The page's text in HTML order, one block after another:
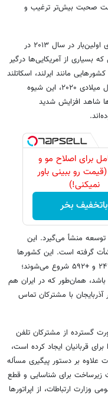
جهت صحبت بیش‌تر ترغیب و
کلاهبرداری Wangiri ریشه‌ای چند ساله دارد و برای اولین‌بار در سال ۲۰۱۳ در
بسیاری از آمریکایی‌ها درگیر
مانند ایرلند، اسکاتلند
و آلمان نیز گسترش یافت. همچنین از ابتدای سال میلادی ۲۰۲۰، این شیوه
شاهد افزایش شدید
برای اصلاح مو و
رو ببینی باور
نمیکنی!)
باتخفیف بخر
منشأ می‌گیرد. این
گرفته است. این کشورها
دارای کدهایی هستند که به ترتیب با +۲۶۷، +۲۴۲۴ و +۵۹۲ شروع می‌شوند؛
همان‌طور که در ایران هم
متعلق به کشور آذربایجان با مشترکان تماس
گسترده از مشترکان تلفن
قربانیان ایجاد کرده است،
علاوه بر دستور پیگیری مسأله
زیرساخت برای شناسایی و قطع
وزارت ارتباطات، از اپراتورها